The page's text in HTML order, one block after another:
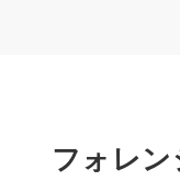
フォレ